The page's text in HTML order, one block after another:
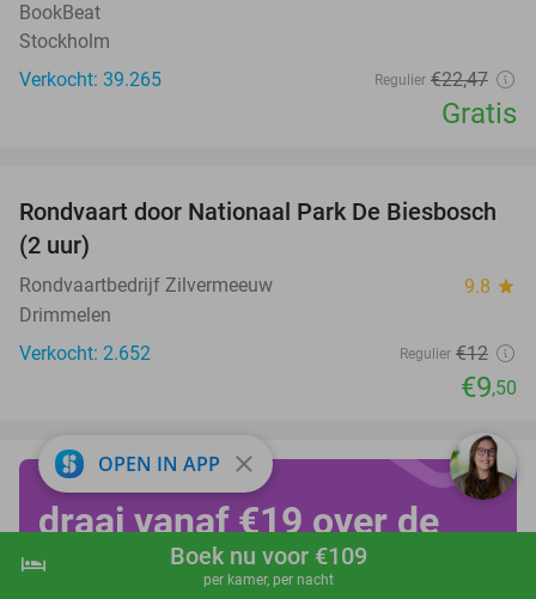
shopping_cart Boek nu
hotel Boek nu voor €109
per kamer, per nacht
BookBeat
Stockholm
Verkocht: 39.265
Regulier €22,47
Gratis
21%
Rondvaart door Nationaal Park De Biesbosch
(2 uur)
Rondvaartbedrijf Zilvermeeuw 9.8 star
Drimmelen
Verkocht: 2.652
Regulier €12
€9,50
draai vanaf €19 over de
kop op Achtbanendag!
OPEN IN APP close